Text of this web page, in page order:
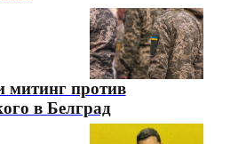
митинг против
в Белград